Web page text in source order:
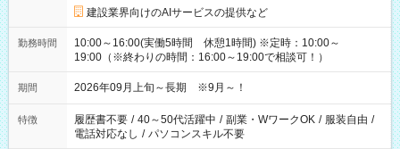
建設業界向けのAIサービスの提供など
勤務時間
10:00～16:00(実働5時間 休憩1時間) ※定時：10:00～
19:00（※終わりの時間：16:00～19:00で相談可！）
期間 2026年09月上旬～長期 ※9月～！
特徴 履歴書不要 / 40～50代活躍中 / 副業・WワークOK / 服装自由 /
電話対応なし / パソコンスキル不要